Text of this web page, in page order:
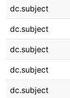
dc.subject
dc.subject
dc.subject
dc.subject
dc.subject